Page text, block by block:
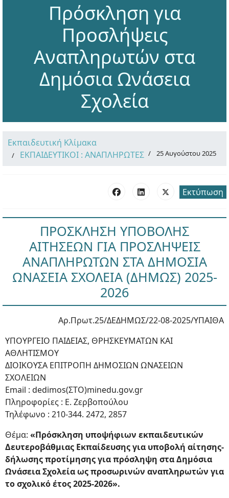
Πρόσκληση για
Προσλήψεις
Αναπληρωτών στα
Δημόσια Ωνάσεια
Σχολεία
Εκπαιδευτική Κλίμακα
ΕΚΠΑΙΔΕΥΤΙΚΟΙ : ΑΝΑΠΛΗΡΩΤΕΣ
25 Αυγούστου 2025
Εκτύπωση
ΠΡΟΣΚΛΗΣΗ ΥΠΟΒΟΛΗΣ
ΑΙΤΗΣΕΩΝ ΓΙΑ ΠΡΟΣΛΗΨΕΙΣ
ΑΝΑΠΛΗΡΩΤΩΝ ΣΤΑ ΔΗΜΟΣΙΑ
ΩΝΑΣΕΙΑ ΣΧΟΛΕΙΑ (ΔΗΜΩΣ) 2025-
2026
Αρ.Πρωτ.25/ΔΕΔΗΜΩΣ/22-08-2025/ΥΠΑΙΘΑ
ΥΠΟΥΡΓΕΙΟ ΠΑΙΔΕΙΑΣ, ΘΡΗΣΚΕΥΜΑΤΩΝ ΚΑΙ
ΑΘΛΗΤΙΣΜΟΥ
ΔΙΟΙΚΟΥΣΑ ΕΠΙΤΡΟΠΗ ΔΗΜΟΣΙΩΝ ΩΝΑΣΕΙΩΝ
ΣΧΟΛΕΙΩΝ
Email : dedimos(ΣΤΟ)minedu.gov.gr
Πληροφορίες : Ε. Ζερβοπούλου
Τηλέφωνο : 210-344. 2472, 2857
Θέμα: «Πρόσκληση υποψήφιων εκπαιδευτικών
Δευτεροβάθμιας Εκπαίδευσης για υποβολή αίτησης-
δήλωσης προτίμησης για πρόσληψη στα Δημόσια
Ωνάσεια Σχολεία ως προσωρινών αναπληρωτών για
το σχολικό έτος 2025-2026».